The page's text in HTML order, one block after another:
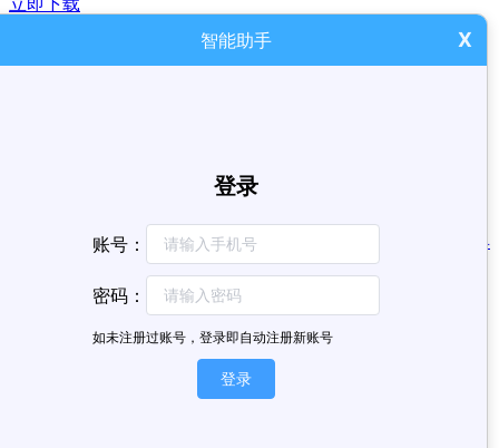
立即下载
HBM32G003最小系统板
: HBM32G030最小系统板
产品中心 主流型微控制器
开发工具
案例展示 显示驱动型微控制器 无线MCU产品
关于我们 控制模块
粤ICP备2020104354号-1
©2008-2026
智能助手 X